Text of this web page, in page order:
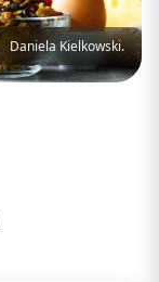
Daniela Kielkowski.